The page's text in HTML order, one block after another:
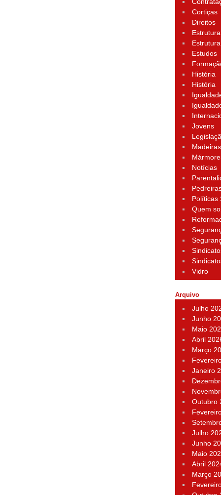
Cortiças
Direitos
Estudos
História
História
Jovens
Madeiras
Notícias
Políticas
Quem
Vidro
Arquivo
Julho
Junho
Maio
Abril
Março
Janeiro
Outubro
Julho
Junho
Maio
Abril
Março